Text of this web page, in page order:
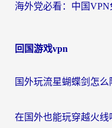
回国游戏vpn